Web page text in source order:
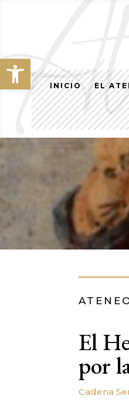
Abrir barra de
INICIO EL
El
por
Cadena